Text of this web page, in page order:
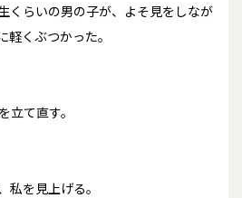
くらいの男の子が、よそ見をしなが
軽くぶつかった。
立て直す。
私を見上げる。